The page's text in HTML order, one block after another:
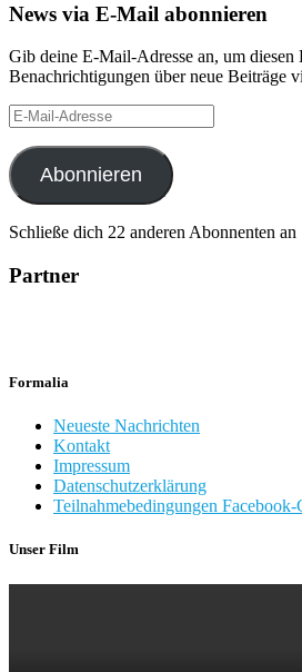
News via E-Mail abonnieren
Gib deine E-Mail-Adresse an, um diesen
Benachrichtigungen über neue Beiträge
E-
Mail-
Adresse
Abonnieren
Schließe dich 22 anderen Abonnenten an
Partner
Formalia
Neueste Nachrichten
Kontakt
Impressum
Datenschutzerklärung
Teilnahmebedingungen
Unser Film